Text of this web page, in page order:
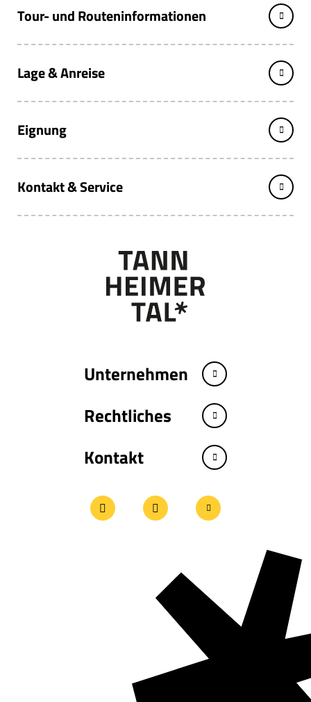
Tour- und Routeninformationen
Lage & Anreise
Eignung
Kontakt & Service
Unternehmen
Rechtliches
Kontakt